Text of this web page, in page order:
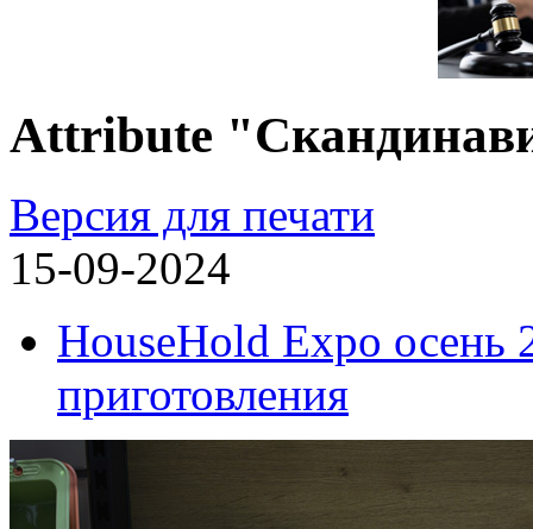
Attribute
Версия для печати
15-09-2024
HouseHold Expo осень
приготовления